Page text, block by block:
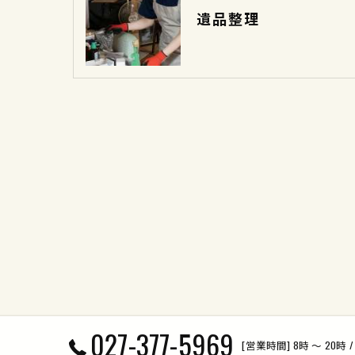
遺品整理
027-377-5969 [営業時間] 8時 〜 20時